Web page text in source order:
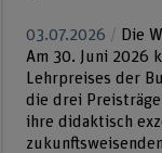
03.07.2026
Die
Am 30. Juni 2026
Lehrpreises der
die drei
ihre didaktisch